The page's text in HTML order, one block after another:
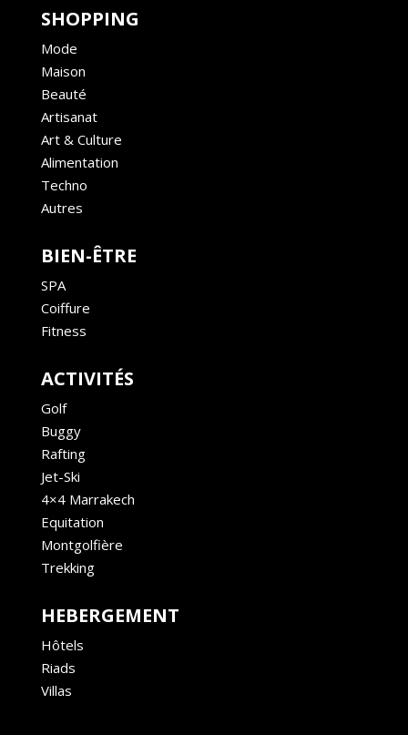
SHOPPING
Mode
Maison
Beauté
Artisanat
Art & Culture
Alimentation
Techno
Autres
BIEN-ÊTRE
SPA
Coiffure
Fitness
ACTIVITÉS
Golf
Buggy
Rafting
Jet-Ski
4×4 Marrakech
Equitation
Montgolfière
Trekking
HEBERGEMENT
Hôtels
Riads
Villas